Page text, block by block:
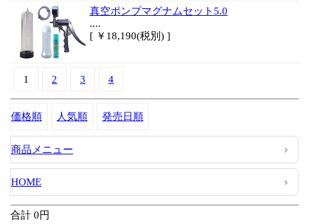
真空ポンプマグナムセット5.0
....
[ ￥18,190(税別) ]
1 2 3 4
価格順 人気順 発売日順
商品メニュー
HOME
合計 0円